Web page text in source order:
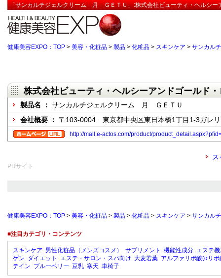
「サンカルチジェルクリーム 月 ＧＥＴＵ」:株式会社ビューティ・ヘルシー
健康美容EXPO：TOP > 美容・化粧品 > 製品 > 化粧品 > スキンケア > サンカル
株式会社ビューティ・ヘルシーアンドゴールド
製品名 ： サンカルチジェルクリーム 月 ＧＥＴＵ
会社概要 ： 〒103-0004 東京都中央区東日本橋1丁目1-3ガレ
http://mall.e-actos.com/product/
PRサイト
健康美容EXPO：TOP > 美容・化粧品 > 製品 > 化粧品 > スキンケア > サンカル
■注目カテゴリ・コンテンツ
スキンケア 男性化粧品（メンズコスメ） サプリメント 機能性成分 エステ
ゲン ダイエット エステ・サロン・スパ向け 大麦若葉 アルファリポ酸(αリポ
テイン ブルーベリー 豆乳 寒天 車椅子